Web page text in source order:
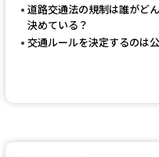
道路交通法の規制は誰がど
決めている？
交通ルールを決定するのは